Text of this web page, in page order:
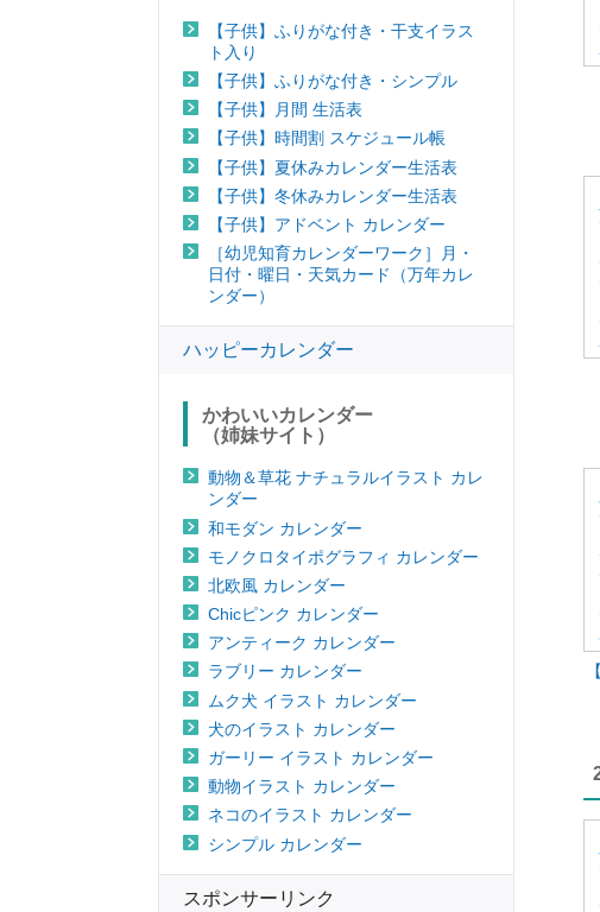
【子供】ふりがな付き・干支イラス
ト入り
【子供】ふりがな付き・シンプル
【子供】月間 生活表
【子供】時間割 スケジュール帳
【子供】夏休みカレンダー生活表
【子供】冬休みカレンダー生活表
【子供】アドベント カレンダー
［幼児知育カレンダーワーク］月・
日付・曜日・天気カード（万年カレ
ンダー）
ハッピーカレンダー
かわいいカレンダー
（姉妹サイト）
動物＆草花 ナチュラルイラスト カレ
ンダー
和モダン カレンダー
モノクロタイポグラフィ カレンダー
北欧風 カレンダー
Chicピンク カレンダー
アンティーク カレンダー
ラブリー カレンダー
ムク犬 イラスト カレンダー
犬のイラスト カレンダー
ガーリー イラスト カレンダー
動物イラスト カレンダー
ネコのイラスト カレンダー
シンプル カレンダー
スポンサーリンク